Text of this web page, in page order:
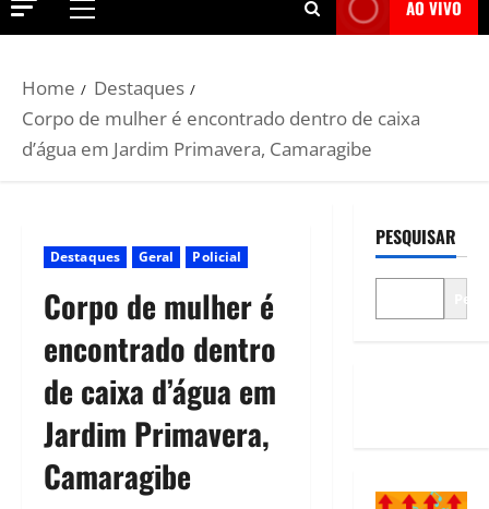
AO VIVO
Home
Destaques
Corpo de mulher é encontrado dentro de caixa
d’água em Jardim Primavera, Camaragibe
Destaques Geral Policial
Corpo de mulher é
encontrado dentro
de caixa d’água em
Jardim Primavera,
Camaragibe
PESQUISAR